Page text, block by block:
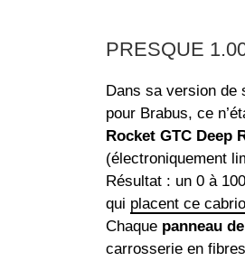
PRESQUE
Dans sa version de
pour Brabus, ce
Rocket GTC Deep
(électroniquement
Résultat : un 0 à
qui placent ce
Chaque panneau
carrosserie en